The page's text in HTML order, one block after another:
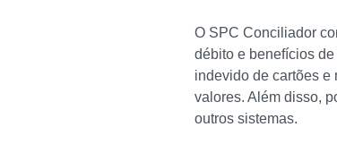
O SPC Conciliador
débito e benefícios
indevido de cartões e
valores. Além disso,
outros sistemas.